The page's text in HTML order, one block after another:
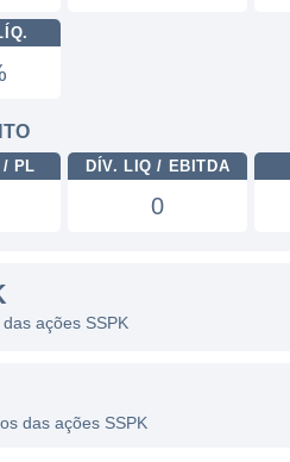
/ PL DÍV. LIQ / EBITDA
0
ações SSPK
das ações SSPK